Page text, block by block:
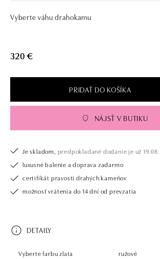
Vyberte váhu drahokamu
320 €
PRIDAŤ DO KOŠÍKA
NÁJSŤ V BUTIKU
Je skladom, predpokladané dodanie je už
luxusné balenie a doprava zadarmo
certifikát pravosti drahých kameňov
možnosť vrátenia do 14 dní od prevzatia
DETAILY
Vyberte farbu zlata
ružové